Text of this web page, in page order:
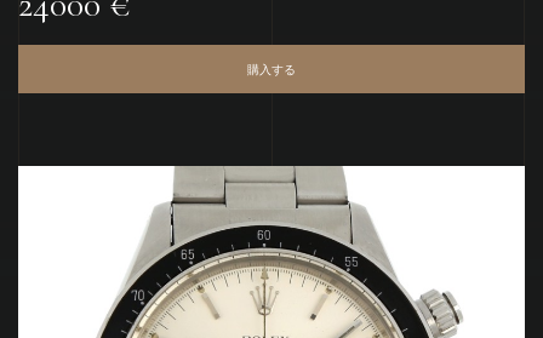
購入する